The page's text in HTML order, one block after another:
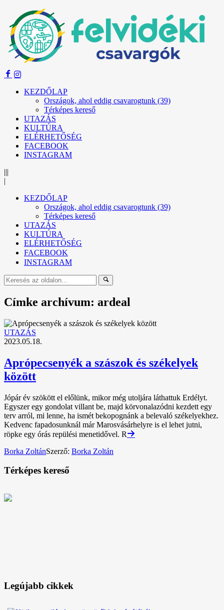
KEZDŐLAP
Országok, ahol eddig csavarogtunk (39)
Térképes kereső
UTAZÁS
KULTÚRA
ELÉRHETŐSÉG
FACEBOOK
INSTAGRAM
|||
|
KEZDŐLAP
Országok, ahol eddig csavarogtunk (39)
Térképes kereső
UTAZÁS
KULTÚRA
ELÉRHETŐSÉG
FACEBOOK
INSTAGRAM
Címke archívum: ardeal
UTAZÁS
2023.05.18.
Aprópecsenyék a szászok és székelyek
között
Jópár év szökött el előlünk, mikor még utoljára láthattuk Erdélyt.
Egyszer egy gondolat villant be, majd körvonalazódni kezdett egy
terv arról, mi lenne, ha ismét bekopognánk a belevaló székelyekhez.
Kedvenc fapadosunknál már Marosvásárhelyre is el lehet jutni,
röpke egy órás repülési menetidővel. R
Borka ZoltánSzerző: Borka Zoltán
Térképes kereső
Legújabb cikkek